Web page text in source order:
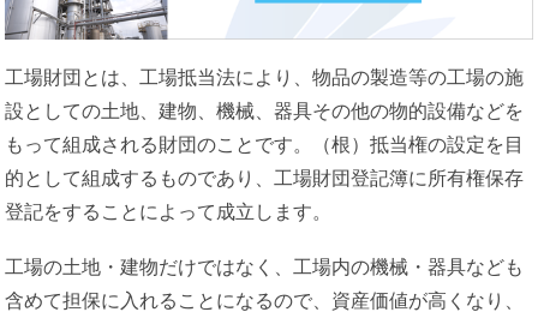
工場財団とは、工場抵当法により、物品の製造等の工場の施
設としての土地、建物、機械、器具その他の物的設備などを
もって組成される財団のことです。（根）抵当権の設定を目
的として組成するものであり、工場財団登記簿に所有権保存
登記をすることによって成立します。
工場の土地・建物だけではなく、工場内の機械・器具なども
含めて担保に入れることになるので、資産価値が高くなり、